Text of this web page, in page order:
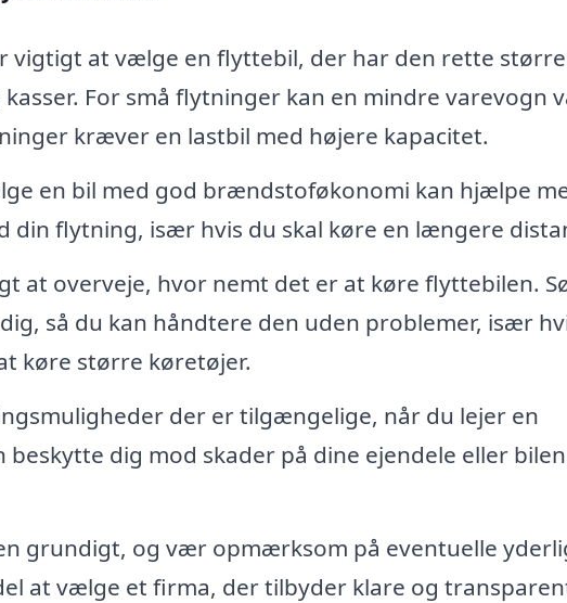
vigtigt at vælge en flyttebil, der har den rette
For små flytninger kan en mindre varevogn
kræver en lastbil med højere kapacitet.
en bil med god brændstoføkonomi kan hjælpe
din flytning, især hvis du skal køre en længere
at overveje, hvor nemt det er at køre flyttebilen.
så du kan håndtere den uden problemer, især
køre større køretøjer.
der er tilgængelige, når du lejer en
dig mod skader på dine ejendele eller bilen
grundigt, og vær opmærksom på eventuelle
at vælge et firma, der tilbyder klare og